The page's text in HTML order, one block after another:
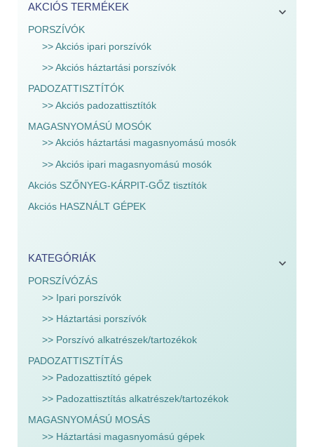
AKCIÓS TERMÉKEK
PORSZÍVÓK
>> Akciós ipari porszívók
>> Akciós háztartási porszívók
PADOZATTISZTÍTÓK
>> Akciós padozattisztítók
MAGASNYOMÁSÚ MOSÓK
>> Akciós háztartási magasnyomású mosók
>> Akciós ipari magasnyomású mosók
Akciós SZŐNYEG-KÁRPIT-GŐZ tisztítók
Akciós HASZNÁLT GÉPEK
KATEGÓRIÁK
PORSZÍVÓZÁS
>> Ipari porszívók
>> Háztartási porszívók
>> Porszívó alkatrészek/tartozékok
PADOZATTISZTÍTÁS
>> Padozattisztító gépek
>> Padozattisztítás alkatrészek/tartozékok
MAGASNYOMÁSÚ MOSÁS
>> Háztartási magasnyomású gépek